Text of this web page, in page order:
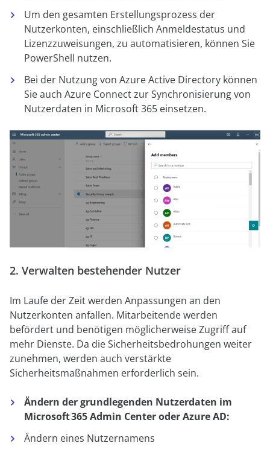
Um den gesamten Erstellungsprozess der
Nutzerkonten, einschließlich Anmeldestatus und
Lizenzzuweisungen, zu automatisieren, können Sie
PowerShell nutzen.
Bei der Nutzung von Azure Active Directory können
Sie auch Azure Connect zur Synchronisierung von
Nutzerdaten in Microsoft 365 einsetzen.
2. Verwalten bestehender Nutzer
Im Laufe der Zeit werden Anpassungen an den
Nutzerkonten anfallen. Mitarbeitende werden
befördert und benötigen möglicherweise Zugriff auf
mehr Dienste. Da die Sicherheitsbedrohungen weiter
zunehmen, werden auch verstärkte
Sicherheitsmaßnahmen erforderlich sein.
Ändern der grundlegenden Nutzerdaten im
Microsoft 365 Admin Center oder Azure AD:
Ändern eines Nutzernamens